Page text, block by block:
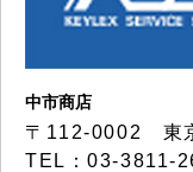
中市商店
〒112-0002 東
TEL：03-3811-